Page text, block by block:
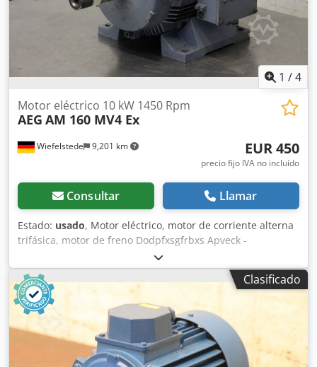
1 /4
Wiefelstede 9,201 km
Motor eléctrico 10 kW 1450 Rpm
AEG AM 160 MV4 Ex
EUR 450
precio fijo IVA no incluído
Consultar Llamar
Estado: usado, Motor eléctrico, motor de corriente alterna
trifásica, motor de freno Dodpfxsgfrbxs Apveck -
Fabricante: AEG, motor eléctrico tipo AM160 MV4 Ex -
Potencia: 10 kW -Velocidad de giro: 1450 rpm -Eje: Ø 42 x
110 mm -Clase de protección: IP 44 -Diseño: B3 -
Dimensiones: 550/340/A290 mm -Peso: 90 kg
Clasificado